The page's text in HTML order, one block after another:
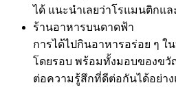
ได้ แนะนำเลยว่าโรแมนติกแ
ร้านอาหารบนดาดฟ้า
การได้ไปกินอาหารอร่อย ๆ ใ
โดยรอบ พร้อมทั้งมอบของข
ต่อความรู้สึกที่ดีต่อกันได้อย่า